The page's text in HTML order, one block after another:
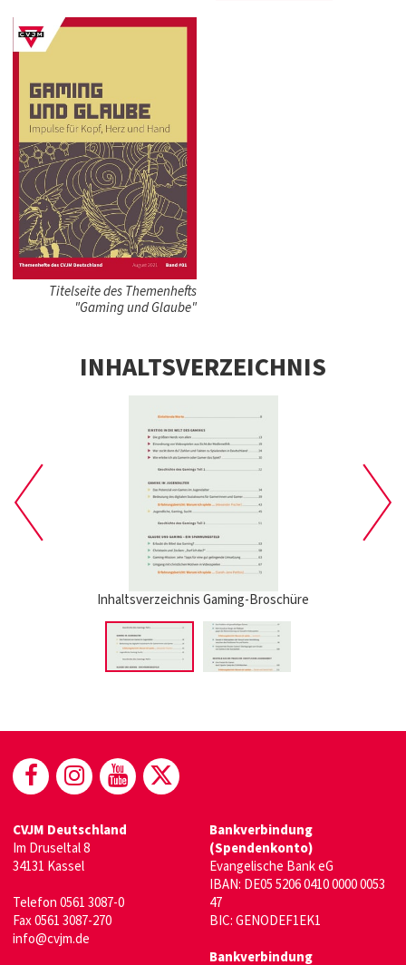
Titelseite des Themenhefts
"Gaming und Glaube"
INHALTSVERZEICHNIS
Inhaltsverzeichnis Gaming-Broschüre
(öffnet in neuem Fenster)
(öffnet in neuem Fenster)
(öffnet in neuem Fenster)
(öffnet in neuem
CVJM Deutschland
Im Druseltal 8
34131 Kassel
Telefon 0561 3087-0
Fax 0561 3087-270
info@cvjm.de
Bankverbindung
(Spendenkonto)
Evangelische Bank eG
IBAN: DE05 5206 0410 0000 0053
47
BIC: GENODEF1EK1
Bankverbindung